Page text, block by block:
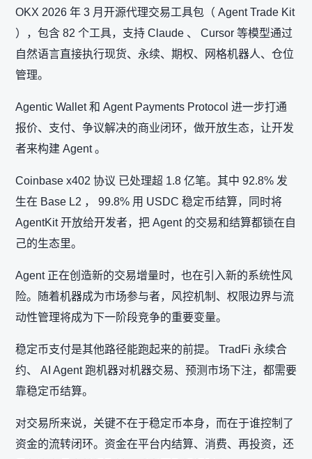
OKX 2026 年 3 月开源代理交易工具包（ Agent Trade Kit
），包含 82 个工具，支持 Claude 、 Cursor 等模型通过
自然语言直接执行现货、永续、期权、网格机器人、仓位
管理。
Agentic Wallet 和 Agent Payments Protocol 进一步打通
报价、支付、争议解决的商业闭环，做开放生态，让开发
者来构建 Agent 。
Coinbase x402 协议 已处理超 1.8 亿笔。其中 92.8% 发
生在 Base L2 ， 99.8% 用 USDC 稳定币结算，同时将
AgentKit 开放给开发者，把 Agent 的交易和结算都锁在自
己的生态里。
Agent 正在创造新的交易增量时，也在引入新的系统性风
险。随着机器成为市场参与者，风控机制、权限边界与流
动性管理将成为下一阶段竞争的重要变量。
稳定币支付是其他路径能跑起来的前提。 TradFi 永续合
约、 AI Agent 跑机器对机器交易、预测市场下注，都需要
靠稳定币结算。
对交易所来说，关键不在于稳定币本身，而在于谁控制了
资金的流转闭环。资金在平台内结算、消费、再投资，还